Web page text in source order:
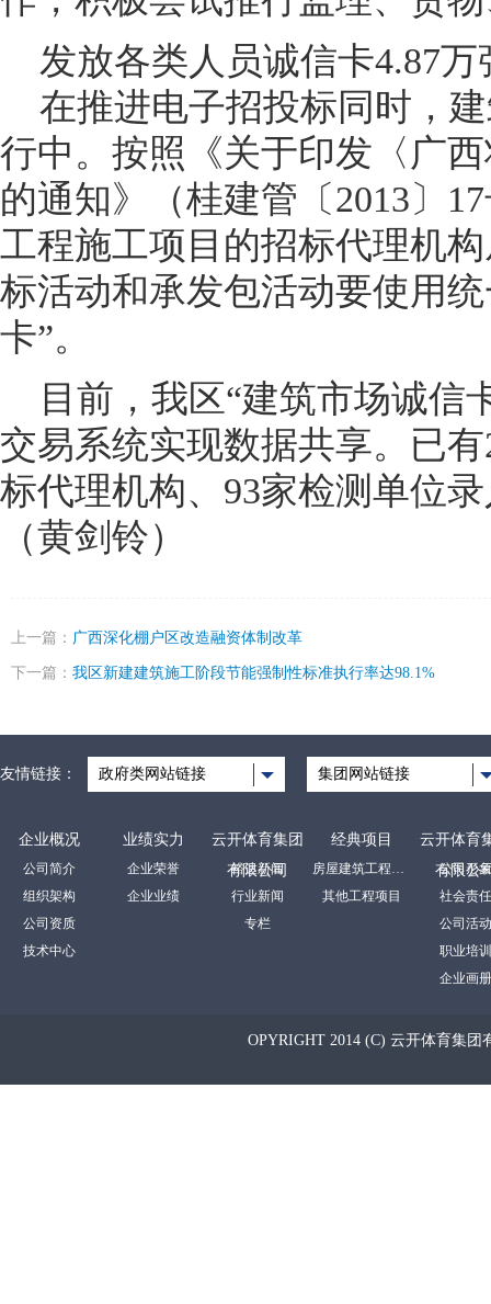
发放各类人员诚信卡4.87万
在推进电子招投标同时，建
行中。按照《关于印发〈广
的通知》（桂建管〔2013〕
工程施工项目的招标代理机
标活动和承发包活动要使用
卡”。
目前，我区“建筑市场诚信
交易系统实现数据共享。已
标代理机构、93家检测单位
（黄剑铃）
上一篇： 广西深化棚户区改造融资体制改革
下一篇： 我区新建建筑施工阶段节能强制性标准执行率达98.1%
友情链接： 政府类网站链接 集团网站链接
企业概况
公司简介
组织架构
公司资质
技术中心
业绩实力
企业荣誉
企业业绩
云开体育集团
有限公司
裕达新闻
行业新闻
专栏
经典项目
房屋建筑工程项目
其他工程项目
云开体育
有限公
公司形象
社会责任
公司活动
职业培训
企业画册
OPYRIGHT 2014 (C) 云开体育集团